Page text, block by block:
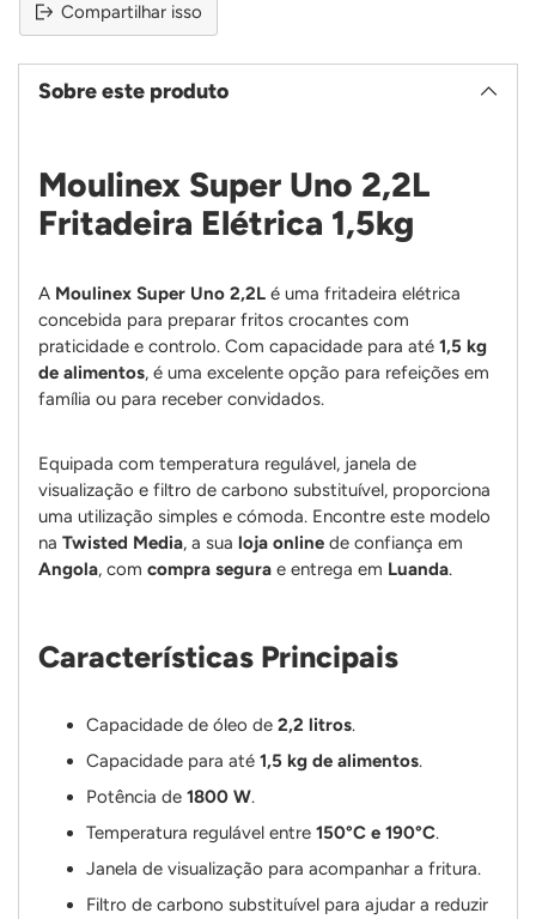
Compartilhar isso
Sobre este produto
Moulinex Super Uno 2,2L
Fritadeira Elétrica 1,5kg
A Moulinex Super Uno 2,2L é uma fritadeira elétrica
concebida para preparar fritos crocantes com
praticidade e controlo. Com capacidade para até 1,5 kg
de alimentos, é uma excelente opção para refeições em
família ou para receber convidados.
Equipada com temperatura regulável, janela de
visualização e filtro de carbono substituível, proporciona
uma utilização simples e cómoda. Encontre este modelo
na Twisted Media, a sua loja online de confiança em
Angola, com compra segura e entrega em Luanda.
Características Principais
Capacidade de óleo de 2,2 litros.
Capacidade para até 1,5 kg de alimentos.
Potência de 1800 W.
Temperatura regulável entre 150°C e 190°C.
Janela de visualização para acompanhar a fritura.
Filtro de carbono substituível para ajudar a reduzir